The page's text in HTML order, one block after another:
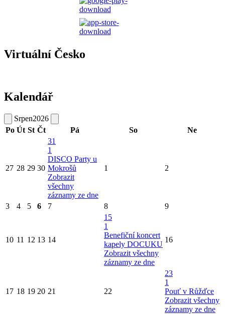
Virtuální Česko
Kalendář
Srpen2026
Po Út St Čt Pá So Ne
27 28 29 30
31
1
DISCO Party u
Mokrošů
Zobrazit
všechny
záznamy ze dne
1 2
3 4 5 6 7 8 9
10 11 12 13 14
15
1
Benefiční koncert
kapely DOCUKU
Zobrazit všechny
záznamy ze dne
16
17 18 19 20 21 22
23
1
Pouť v Růžďce
Zobrazit všechny
záznamy ze dne